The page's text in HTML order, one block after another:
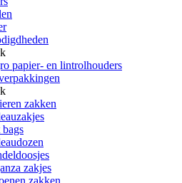
papier- en lintrolhouders
zakken
zakjes
zakken